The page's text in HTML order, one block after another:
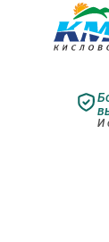
И